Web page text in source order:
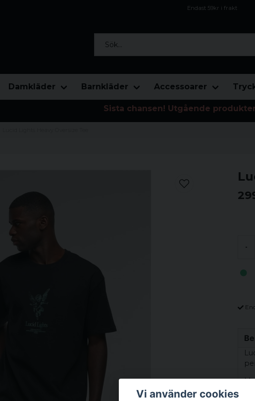
Endast 59kr i frakt
Damkläder Barnkläder Accessoarer
Sista chansen! Utgående
-
Vi använder cookies